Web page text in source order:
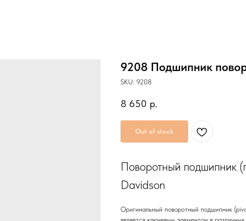
9208 Подшипник
SKU: 9208
8 650 р.
Out of stock
Поворотный подшипник
Davidson
Оригинальный поворотный подшипник